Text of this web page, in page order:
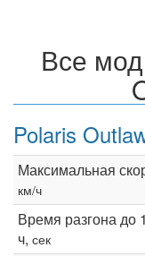
Все
Polaris
Максимальная
км/ч
Время разгона до
ч, сек